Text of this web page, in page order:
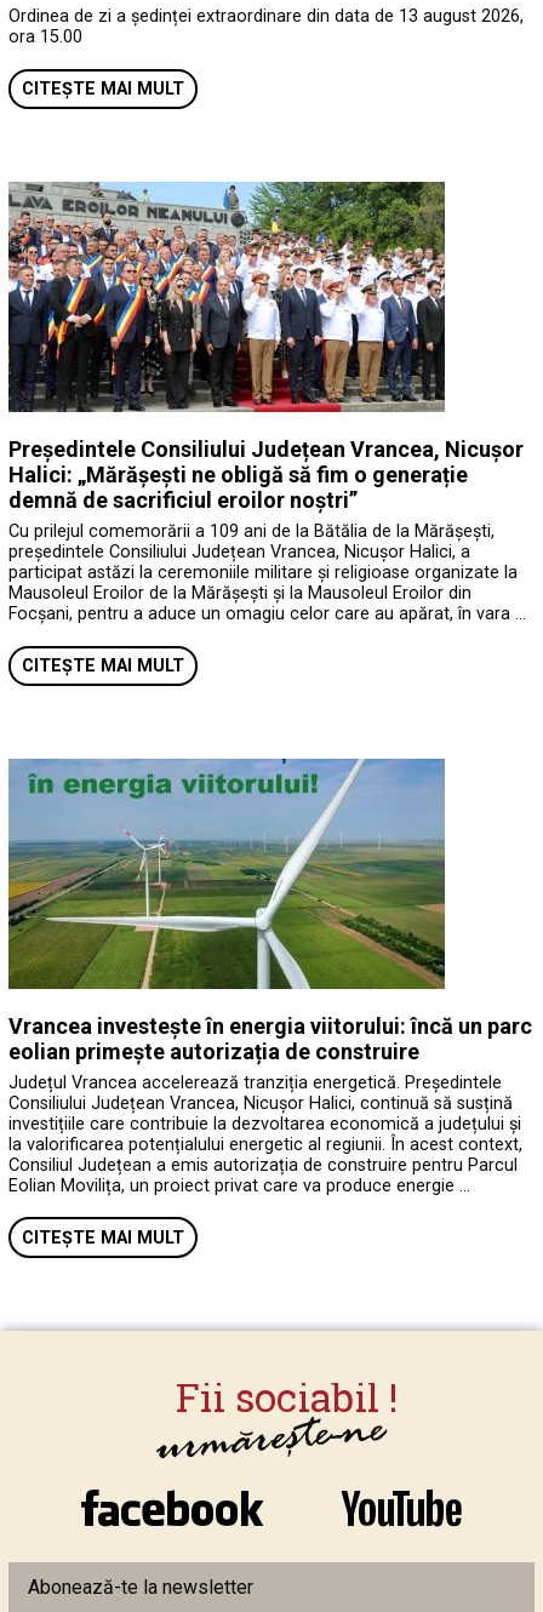
Ordinea de zi a ședinței extraordinare din data de 13 august 2026,
ora 15.00
CITEȘTE MAI MULT
Președintele Consiliului Județean Vrancea, Nicușor
Halici: „Mărășești ne obligă să fim o generație
demnă de sacrificiul eroilor noștri”
Cu prilejul comemorării a 109 ani de la Bătălia de la Mărășești,
președintele Consiliului Județean Vrancea, Nicușor Halici, a
participat astăzi la ceremoniile militare și religioase organizate la
Mausoleul Eroilor de la Mărășești și la Mausoleul Eroilor din
Focșani, pentru a aduce un omagiu celor care au apărat, în vara …
CITEȘTE MAI MULT
Vrancea investește în energia viitorului: încă un parc
eolian primește autorizația de construire
Județul Vrancea accelerează tranziția energetică. Președintele
Consiliului Județean Vrancea, Nicușor Halici, continuă să susțină
investițiile care contribuie la dezvoltarea economică a județului și
la valorificarea potențialului energetic al regiunii. În acest context,
Consiliul Județean a emis autorizația de construire pentru Parcul
Eolian Movilița, un proiect privat care va produce energie …
CITEȘTE MAI MULT
Abonează-te la newsletter